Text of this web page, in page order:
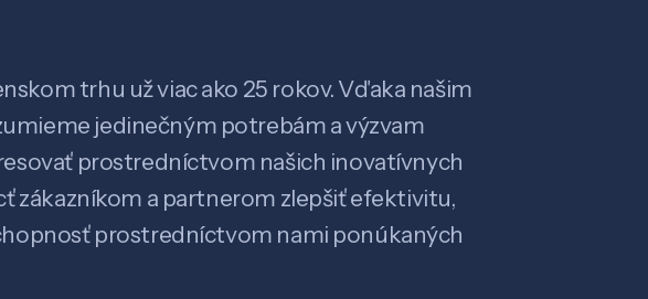
trhu už viac ako 25 rokov. Vďaka našim
jedinečným potrebám a výzvam
prostredníctvom našich inovatívnych
zákazníkom a partnerom zlepšiť efektivitu,
prostredníctvom nami ponúkaných